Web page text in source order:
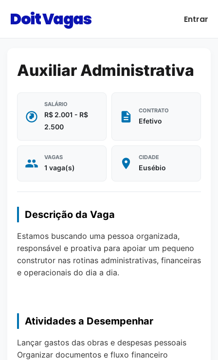
Doit Vagas Entrar
Auxiliar Administrativa
SALÁRIO
R$ 2.001 - R$
2.500
CONTRATO
Efetivo
VAGAS
1 vaga(s)
CIDADE
Eusébio
Descrição da Vaga
Estamos buscando uma pessoa organizada,
responsável e proativa para apoiar um pequeno
construtor nas rotinas administrativas, financeiras
e operacionais do dia a dia.
Atividades a Desempenhar
Lançar gastos das obras e despesas pessoais
Organizar documentos e fluxo financeiro